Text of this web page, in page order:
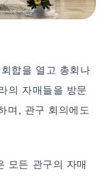
합을 열고 총회나
의 자매들을 방문
며, 관구 회의에도
모든 관구의 자매